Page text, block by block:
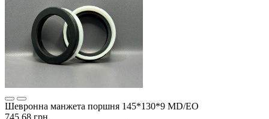
Шевронна манжета поршня 145*130*9 MD/EO
745.68 грн.